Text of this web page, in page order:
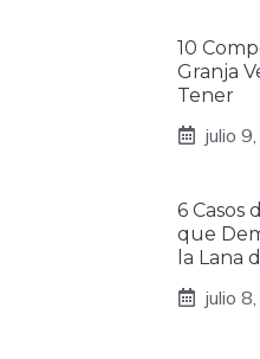
10
Granja
Tener
julio
6 Casos
que
la Lana
julio